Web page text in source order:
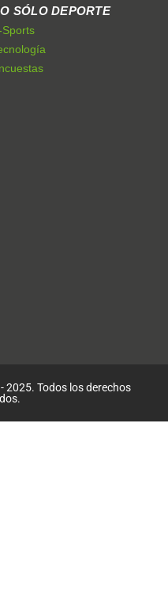
SÓLO DEPORTE
Sports
2025. Todos los derechos